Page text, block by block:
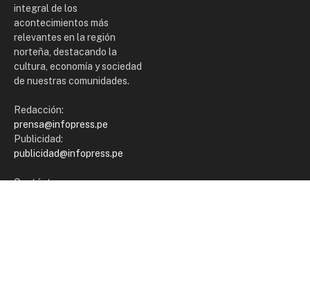
integral de los
acontecimientos más
relevantes en la región
norteña, destacando la
cultura, economía y sociedad
de nuestras comunidades.
Redacción:
prensa@infopress.pe
Publicidad:
publicidad@infopress.pe
Contáctanos: